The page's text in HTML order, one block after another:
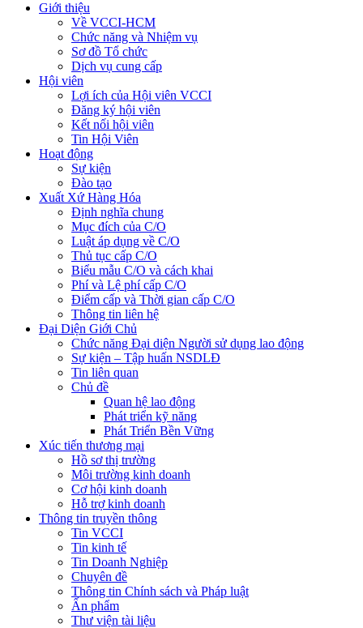
Giới thiệu
Về VCCI-HCM
Chức năng và Nhiệm vụ
Sơ đồ Tổ chức
Dịch vụ cung cấp
Hội viên
Lợi ích của Hội viên VCCI
Đăng ký hội viên
Kết nối hội viên
Tin Hội Viên
Hoạt động
Sự kiện
Đào tạo
Xuất Xứ Hàng Hóa
Định nghĩa chung
Mục đích của C/O
Luật áp dụng về C/O
Thủ tục cấp C/O
Biểu mẫu C/O và cách khai
Phí và Lệ phí cấp C/O
Điểm cấp và Thời gian cấp C/O
Thông tin liên hệ
Đại Diện Giới Chủ
Chức năng Đại diện Người sử dụng lao động
Sự kiện – Tập huấn NSDLĐ
Tin liên quan
Chủ đề
Quan hệ lao động
Phát triển kỹ năng
Phát Triển Bền Vững
Xúc tiến thương mại
Hồ sơ thị trường
Môi trường kinh doanh
Cơ hội kinh doanh
Hỗ trợ kinh doanh
Thông tin truyền thông
Tin VCCI
Tin kinh tế
Tin Doanh Nghiệp
Chuyên đề
Thông tin Chính sách và Pháp luật
Ấn phẩm
Thư viện tài liệu